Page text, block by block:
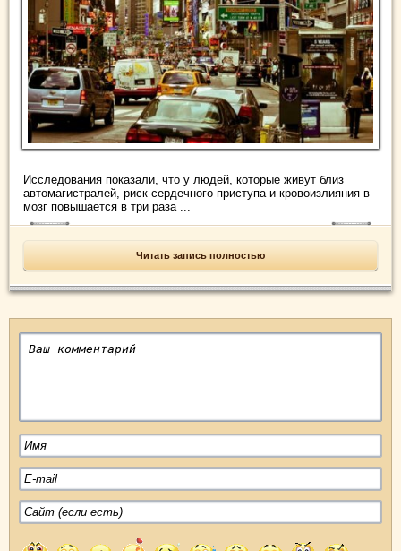
Исследования показали, что у людей, которые живут близ
автомагистралей, риск сердечного приступа и кровоизлияния в
мозг повышается в три раза ...
Читать запись полностью